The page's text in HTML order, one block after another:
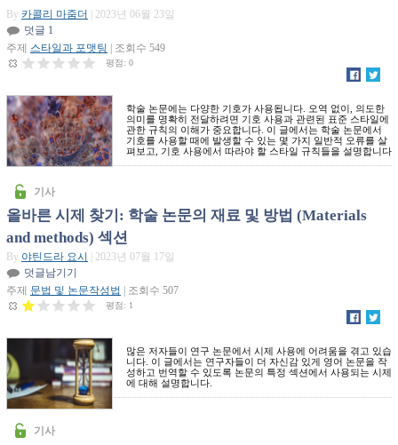
By 카콜리 마줌더
| 2023년 06월 23일
덧글 1
주제 스타일과 포맷팅 | 조회수 549
평점: 0
학술 논문에는 다양한 기호가 사용됩니다. 오역 없이, 의도한
의미를 명확히 전달하려면 기호 사용과 관련된 표준 스타일에
관한 규칙의 이해가 중요합니다. 이 글에서는 학술 논문에서
기호를 사용할 때에 발생할 수 있는 몇 가지 일반적 오류를 살
펴보고, 기호 사용에서 따라야 할 스타일 규칙들을 설명합니다
기사
올바른 시제 찾기: 학술 논문의 재료 및 방법 (Materials
and methods) 섹션
By 야틴드라 요시
| 2023년 07월 17일
덧글남기기
주제 문법 및 논문작성법 | 조회수 507
평점: 1
많은 저자들이 연구 논문에서 시제 사용에 어려움을 겪고 있습
니다. 이 글에서는 연구자들이 더 자신감 있게 영어 논문을 작
성하고 번역할 수 있도록 논문의 특정 섹션에서 사용되는 시제
에 대해 설명합니다.
기사